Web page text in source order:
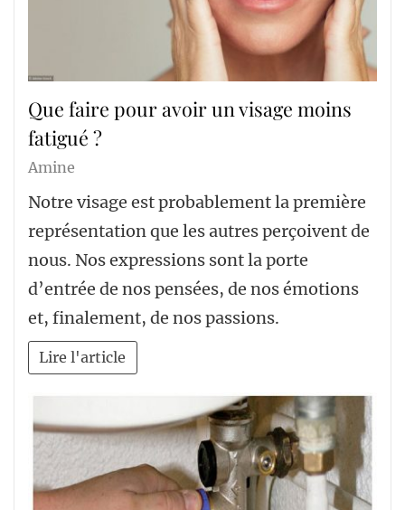
Que faire pour avoir un visage moins
fatigué ?
Amine
Notre visage est probablement la première
représentation que les autres perçoivent de
nous. Nos expressions sont la porte
d’entrée de nos pensées, de nos émotions
et, finalement, de nos passions.
Lire l'article